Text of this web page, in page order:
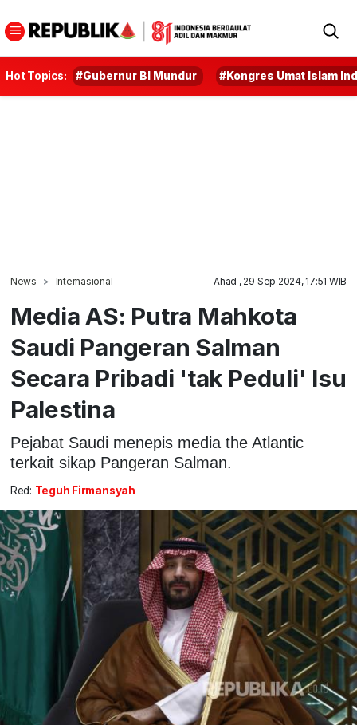
Hot Topics: #Gubernur BI Mundur #Kongres Umat Islam
News Internasional Ahad , 29 Sep 2024, 17:51 WIB
Media AS: Putra Mahkota
Saudi Pangeran Salman
Secara Pribadi 'tak Peduli' Isu
Palestina
Pejabat Saudi menepis media the Atlantic
terkait sikap Pangeran Salman.
Red: Teguh Firmansyah